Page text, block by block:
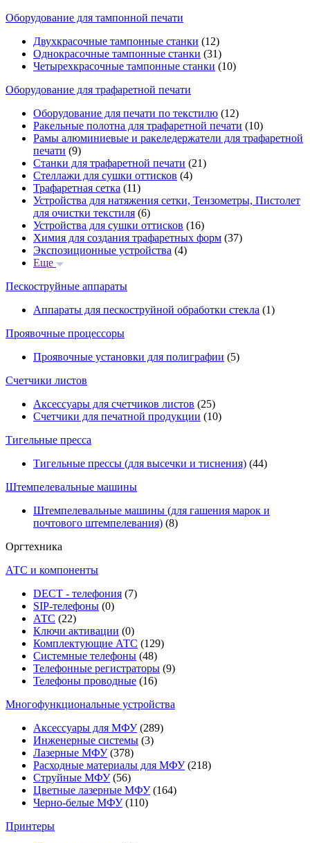
Оборудование для тампонной печати
Двухкрасочные тампонные станки (12)
Однокрасочные тампонные станки (31)
Четырехкрасочные тампонные станки (10)
Оборудование для трафаретной печати
Оборудование для печати по текстилю (12)
Ракельные полотна для трафаретной печати (10)
Рамы алюминиевые и ракеледержатели для трафаретной
печати (9)
Станки для трафаретной печати (21)
Стеллажи для сушки оттисков (4)
Трафаретная сетка (11)
Устройства для натяжения сетки, Тензометры, Пистолет
для очистки текстиля (6)
Устройства для сушки оттисков (16)
Химия для создания трафаретных форм (37)
Экспозиционные устройства (4)
Еще
Пескоструйные аппараты
Аппараты для пескоструйной обработки стекла (1)
Проявочные процессоры
Проявочные установки для полиграфии (5)
Счетчики листов
Аксессуары для счетчиков листов (25)
Счетчики для печатной продукции (10)
Тигельные пресса
Тигельные прессы (для высечки и тиснения) (44)
Штемпелевальные машины
Штемпелевальные машины (для гашения марок и
почтового штемпелевания) (8)
Оргтехника
АТС и компоненты
DECT - телефония (7)
SIP-телефоны (0)
АТС (22)
Ключи активации (0)
Комплектующие АТС (129)
Системные телефоны (48)
Телефонные регистраторы (9)
Телефоны проводные (16)
Многофункциональные устройства
Аксессуары для МФУ(289)
Инженерные системы (3)
Лазерные МФУ(378)
Расходные материалы для МФУ(218)
Струйные МФУ(56)
Цветные лазерные МФУ(164)
Черно-белые МФУ(110)
Принтеры